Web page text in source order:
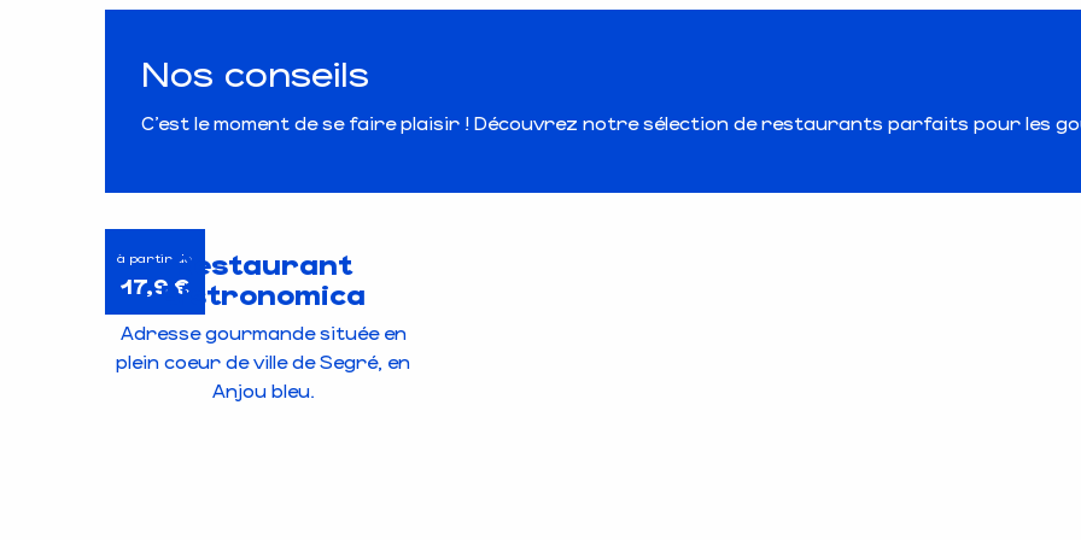
Nos conseils
C’est le moment de se faire plaisir ! Découvrez notre sélection de restaurants parfaits pour les
à partir de
17,9 €
Restaurant
Bistronomica
Adresse gourmande située en
plein coeur de ville de Segré, en
Anjou bleu.